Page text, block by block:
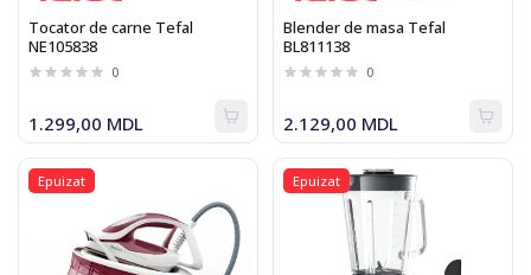
Tocator de carne Tefal
NE105838
0
1.299,00 MDL
Blender de masa Tefal
BL811138
0
2.129,00 MDL
Epuizat Epuizat